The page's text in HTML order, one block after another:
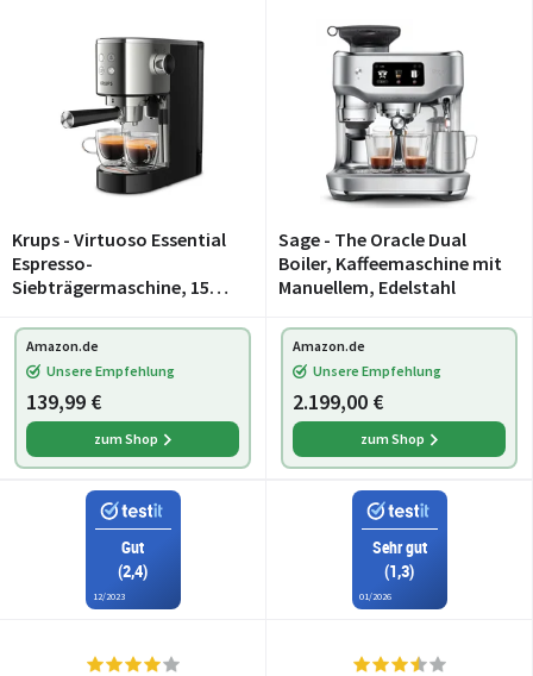
Krups - Virtuoso Essential
Espresso-
Siebträgermaschine, 15
Applikationen, schlankes
Design, Bedienfeld mit 4
Funktionen, inkl. Barista-
Zubehör,
Sage - The Oracle Dual
Boiler, Kaffeemaschine mit
Manuellem, Edelstahl
Amazon.de
Unsere Empfehlung
139,99 €
zum Shop
Amazon.de
Unsere Empfehlung
2.199,00 €
zum Shop
Gut
(2,4)
12/2023
Sehr gut
(1,3)
01/2026